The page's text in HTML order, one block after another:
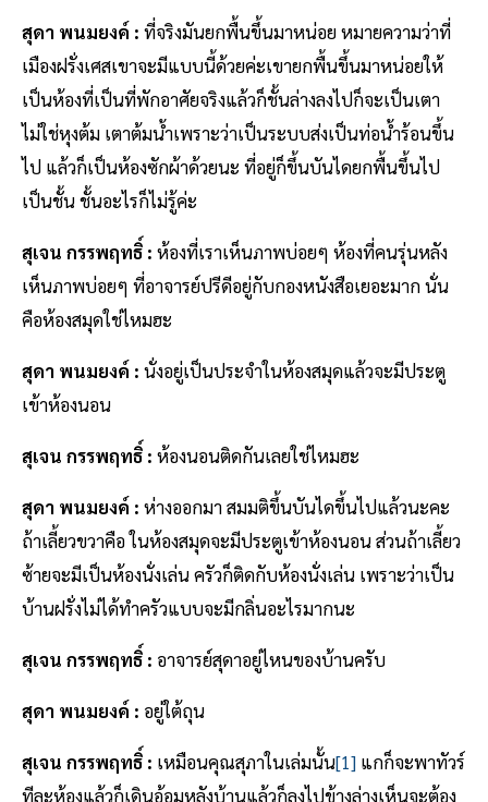
สุดา พนมยงค์ : ที่จริงมันยกพื้นขึ้นมาหน่อย หมายความว่าที่
เมืองฝรั่งเศสเขาจะมีแบบนี้ด้วยค่ะเขายกพื้นขึ้นมาหน่อยให้
เป็นห้องที่เป็นที่พักอาศัยจริงแล้วก็ชั้นล่างลงไปก็จะเป็นเตา
ไม่ใช่หุงต้ม เตาต้มน้ำเพราะว่าเป็นระบบส่งเป็นท่อน้ำร้อนขึ้น
ไป แล้วก็เป็นห้องซักผ้าด้วยนะ ที่อยู่ก็ขึ้นบันไดยกพื้นขึ้นไป
เป็นชั้น ชั้นอะไรก็ไม่รู้ค่ะ
สุเจน กรรพฤทธิ์ : ห้องที่เราเห็นภาพบ่อยๆ ห้องที่คนรุ่นหลัง
เห็นภาพบ่อยๆ ที่อาจารย์ปรีดีอยู่กับกองหนังสือเยอะมาก นั่น
คือห้องสมุดใช่ไหมฮะ
สุดา พนมยงค์ : นั่งอยู่เป็นประจำในห้องสมุดแล้วจะมีประตู
เข้าห้องนอน
สุเจน กรรพฤทธิ์ : ห้องนอนติดกันเลยใช่ไหมฮะ
สุดา พนมยงค์ : ห่างออกมา สมมติขึ้นบันไดขึ้นไปแล้วนะคะ
ถ้าเลี้ยวขวาคือ ในห้องสมุดจะมีประตูเข้าห้องนอน ส่วนถ้าเลี้ยว
ซ้ายจะมีเป็นห้องนั่งเล่น ครัวก็ติดกับห้องนั่งเล่น เพราะว่าเป็น
บ้านฝรั่งไม่ได้ทำครัวแบบจะมีกลิ่นอะไรมากนะ
สุเจน กรรพฤทธิ์ : อาจารย์สุดาอยู่ไหนของบ้านครับ
สุดา พนมยงค์ : อยู่ใต้ถุน
สุเจน กรรพฤทธิ์ : เหมือนคุณสุภาในเล่มนั้น[1] แกก็จะพาทัวร์
ทีละห้องแล้วก็เดินอ้อมหลังบ้านแล้วก็ลงไปข้างล่างเห็นจะต้อง